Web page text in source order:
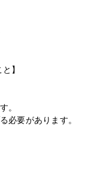
】
。
必要があります。